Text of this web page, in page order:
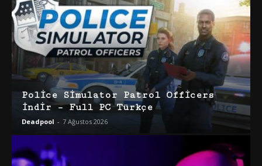
Police Simulator Patrol Officers
İndir – Full PC Türkçe
Deadpool - 7 Ağustos 2026